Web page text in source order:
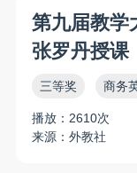
第九届教学
张罗丹授课
三等奖 商务
播放：2610次
来源：外教社